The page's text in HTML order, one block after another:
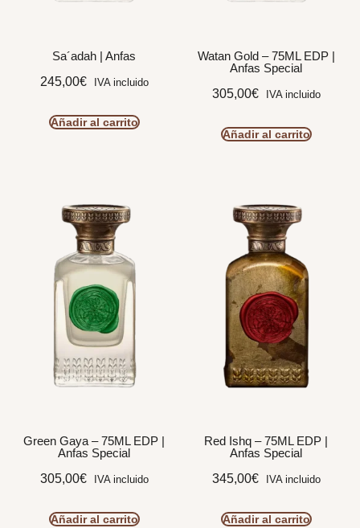
Sa´adah | Anfas
245,00€ IVA incluido
Añadir al carrito
Watan Gold – 75ML EDP |
Anfas Special
305,00€ IVA incluido
Añadir al carrito
Green Gaya – 75ML EDP |
Anfas Special
305,00€ IVA incluido
Añadir al carrito
Red Ishq – 75ML EDP |
Anfas Special
345,00€ IVA incluido
Añadir al carrito